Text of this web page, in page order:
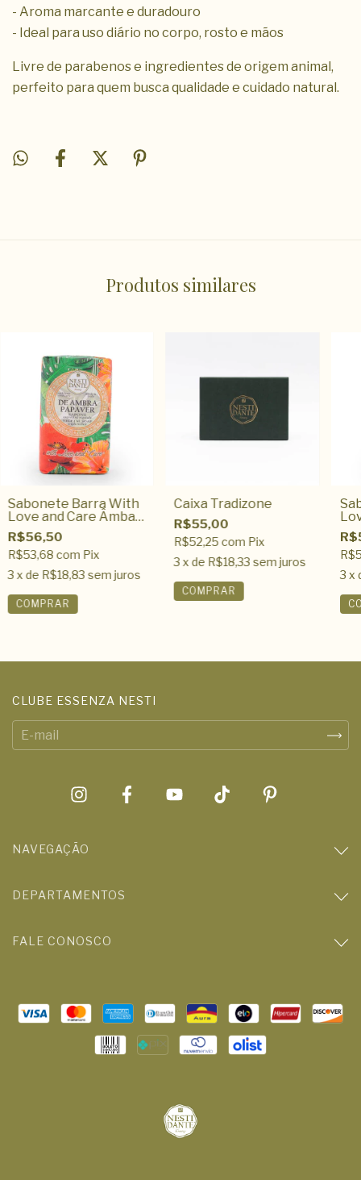
- Aroma marcante e duradouro
- Ideal para uso diário no corpo, rosto e mãos
Livre de parabenos e ingredientes de origem animal,
perfeito para quem busca qualidade e cuidado natural.
Produtos similares
Sabonete Barra With
Love and Care Âmbar
e Papoula 250gr
R$56,50
R$53,68 com Pix
3 x de R$18,83 sem juros
Caixa Tradizone
R$55,00
R$52,25 com Pix
3 x de R$18,33 sem juros
3 x
CLUBE ESSENZA NESTI
NAVEGAÇÃO
DEPARTAMENTOS
FALE CONOSCO